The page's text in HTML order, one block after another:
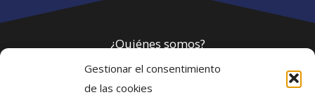
Gestionar el consentimiento
de las cookies
¿Quiénes somos?
Política de privacidad